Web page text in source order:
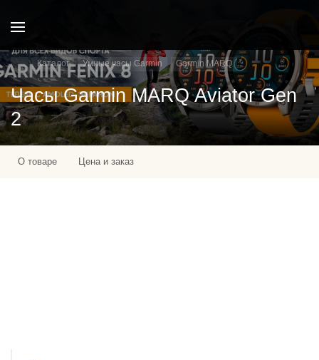
Каталог Умные часы Garmin Garmin MARQ
Часы Garmin MARQ Aviator Gen
2
О товаре Цена и заказ